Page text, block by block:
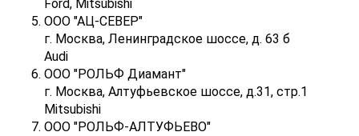
Ford, Mitsubishi
ООО "АЦ-СЕВЕР"
г. Москва, Ленинградское шоссе, д. 63 б
Audi
ООО "РОЛЬФ Диамант"
г. Москва, Алтуфьевское шоссе, д.31, стр.1
Mitsubishi
ООО "РОЛЬФ-АЛТУФЬЕВО"